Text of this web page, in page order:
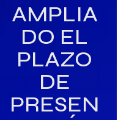
AMPLIA
DO EL
PLAZO
DE
PRESEN